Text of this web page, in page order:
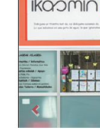
Previous